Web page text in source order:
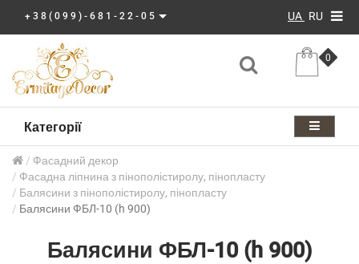
+38(099)-681-22-05 UA RU
0
Категорії
Фасадний декор
Фасадна ліпнина з пінополістиролу, пінопласту
Балясини з пінополістиролу, пінопласту
Балясини ФБЛ-10 (h 900)
Балясини ФБЛ-10 (h 900)